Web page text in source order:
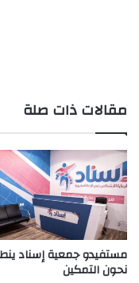
مقالات ذات صلة
مستفيدو جمعية إسناد
نحون التمكين